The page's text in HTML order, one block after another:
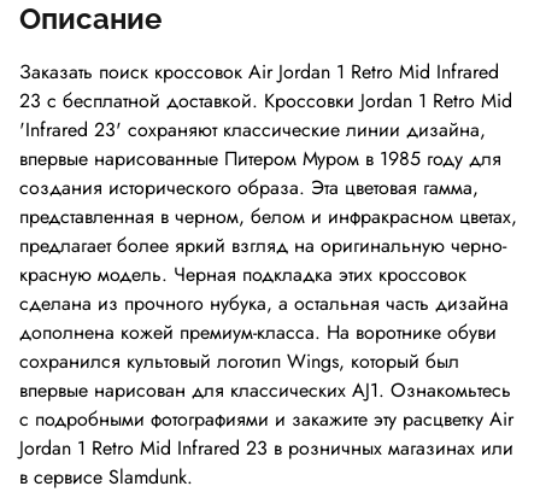
Описание
Заказать поиск кроссовок Air Jordan 1 Retro Mid Infrared
23 с бесплатной доставкой. Кроссовки Jordan 1 Retro Mid
'Infrared 23' сохраняют классические линии дизайна,
впервые нарисованные Питером Муром в 1985 году для
создания исторического образа. Эта цветовая гамма,
представленная в черном, белом и инфракрасном цветах,
предлагает более яркий взгляд на оригинальную черно-
красную модель. Черная подкладка этих кроссовок
сделана из прочного нубука, а остальная часть дизайна
дополнена кожей премиум-класса. На воротнике обуви
сохранился культовый логотип Wings, который был
впервые нарисован для классических AJ1. Ознакомьтесь
с подробными фотографиями и закажите эту расцветку Air
Jordan 1 Retro Mid Infrared 23 в розничных магазинах или
в сервисе Slamdunk.